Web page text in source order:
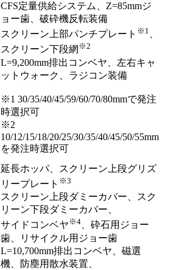
CFS定量供給システム、Z=85mmジ
ョー歯、破砕機反転装備
スクリーン上部パンチプレート ※1 、
スクリーン下段網 ※2
L=9,200mm排出コンベヤ、左右キャ
ットウォーク、ラジコン装備
※1 30/35/40/45/59/60/70/80mmで発注
時選択可
※2
10/12/15/18/20/25/30/35/40/45/50/55mm
を発注時選択可
延長ホッパ、スクリーン上段グリズ
リープレート ※3
スクリーン上段ダミーカバー、スク
リーン下段ダミーカバー、
サイドコンベヤ ※4、砕石用ジョー
歯、リサイクル用ジョー歯
L=10,700mm排出コンベヤ、磁選
機、防塵用散水装置、